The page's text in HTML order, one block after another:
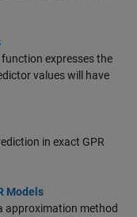
expresses the
values will have
in exact GPR
Models
approximation method